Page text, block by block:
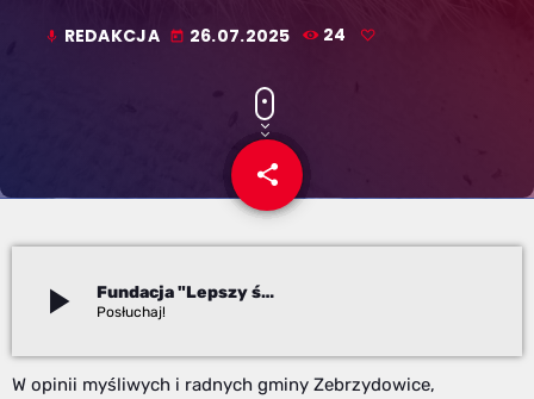
mic REDAKCJA today 26.07.2025 24
share
email
play_arrow Fundacja "Lepszy świat"
W opinii myśliwych i radnych gminy Zebrzydowice,